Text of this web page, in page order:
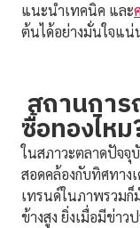
แนะนำเทคนิค และ
ต้นได้อย่างมั่นใจแ
สถานกา
ซื้อทองไหม
ในสภาวะตลาดปัจจุ
สอดคล้องกับทิศทาง
เทรนด์ในภาพรวมก็
ข้างสูง ยิ่งเมื่อมีข่าว